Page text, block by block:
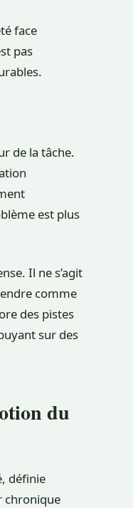
face
pas
de la tâche.
est plus
Il ne s’agit
comme
des pistes
sur des
du
définie
chronique